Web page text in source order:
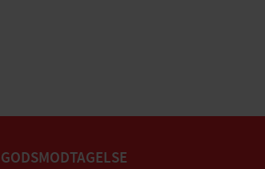
GODSMODTAGELSE